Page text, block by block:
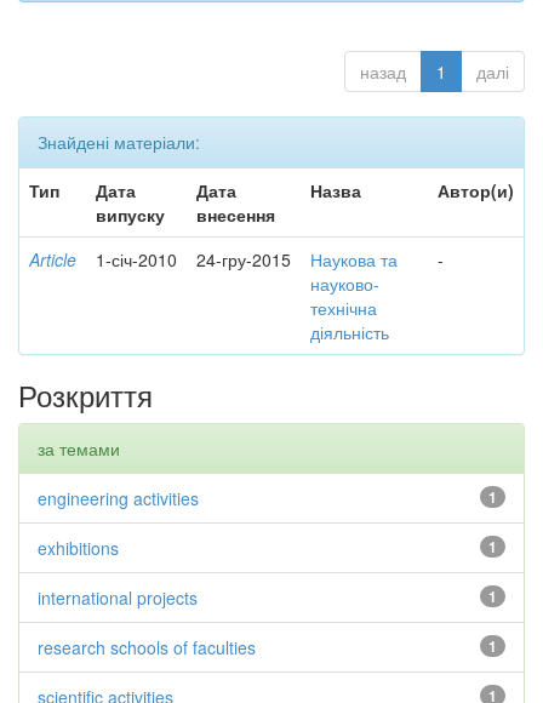
назад 1 далі
Знайдені матеріали:
Тип
Дата
випуску
Дата
внесення
Назва Автор(и)
Article 1-січ-2010 24-гру-2015
Наукова та
науково-
технічна
діяльність
-
Розкриття
за темами
1
engineering activities
1
exhibitions
1
international projects
1
research schools of faculties
1
scientific activities